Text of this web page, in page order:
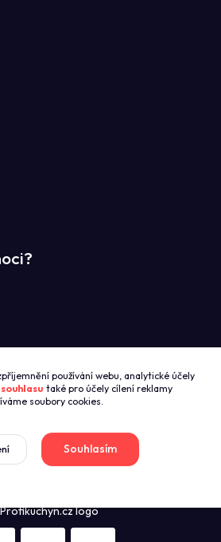
používání webu, analytické účely
souhlasu také pro účely cílení reklamy
soubory cookies.
Souhlasím